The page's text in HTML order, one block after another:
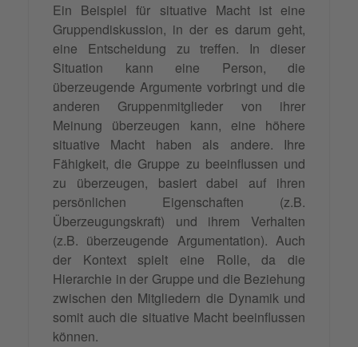
Ein Beispiel für situative Macht ist eine
Gruppendiskussion, in der es darum geht,
eine Entscheidung zu treffen. In dieser
Situation kann eine Person, die
überzeugende Argumente vorbringt und die
anderen Gruppenmitglieder von ihrer
Meinung überzeugen kann, eine höhere
situative Macht haben als andere. Ihre
Fähigkeit, die Gruppe zu beeinflussen und
zu überzeugen, basiert dabei auf ihren
persönlichen Eigenschaften (z.B.
Überzeugungskraft) und ihrem Verhalten
(z.B. überzeugende Argumentation). Auch
der Kontext spielt eine Rolle, da die
Hierarchie in der Gruppe und die Beziehung
zwischen den Mitgliedern die Dynamik und
somit auch die situative Macht beeinflussen
können.